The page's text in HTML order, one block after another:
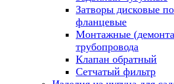
Затворы дисковые
фланцевые
Монтажные
трубопровода
Клапан обратный
Сетчатый фильтр